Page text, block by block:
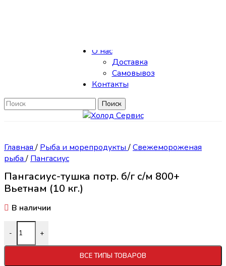
О нас
Доставка
Самовывоз
Контакты
Поиск
Главная/ Рыба и морепродукты/Свежемороженая
рыба/ Пангасиус
Пангасиус-тушка потр. б/г с/м 800+
Вьетнам (10 кг.)
В наличии
- +
ВСЕ ТИПЫ ТОВАРОВ